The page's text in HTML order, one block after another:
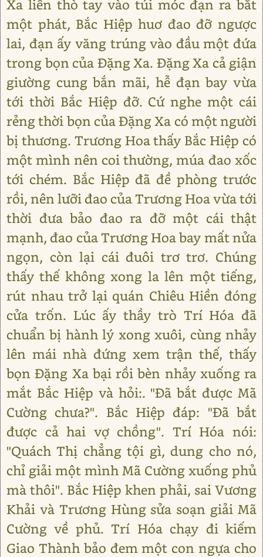
Xa liền thò tay vào túi móc đạn ra bắt
một phát, Bắc Hiệp huơ đao đỡ ngược
lai, đạn ấy văng trúng vào đầu một đứa
trong bọn của Đặng Xa. Đặng Xa cả giận
giường cung bắn mãi, hễ đạn bay vừa
tới thời Bắc Hiệp đỡ. Cứ nghe một cái
rẻng thời bọn của Đặng Xa có một người
bị thương. Trương Hoa thấy Bắc Hiệp có
một mình nên coi thường, múa đao xốc
tới chém. Bắc Hiệp đã đề phòng trước
rồi, nên lưỡi đao của Trương Hoa vừa tới
thời đưa bảo đao ra đỡ một cái thật
mạnh, đao của Trương Hoa bay mất nửa
ngọn, còn lại cái đuôi trơ trơ. Chúng
thấy thế không xong la lên một tiếng,
rút nhau trở lại quán Chiêu Hiền đóng
cửa trốn. Lúc ấy thầy trò Trí Hóa đã
chuẩn bị hành lý xong xuôi, cùng nhảy
lên mái nhà đứng xem trận thế, thấy
bọn Đặng Xa bại rồi bèn nhảy xuống ra
mắt Bắc Hiệp và hỏi:. "Đã bắt được Mã
Cường chưa?". Bắc Hiệp đáp: "Đã bắt
được cả hai vợ chồng". Trí Hóa nói:
"Quách Thị chẳng tội gì, dung cho nó,
chỉ giải một mình Mã Cường xuống phủ
mà thôi". Bắc Hiệp khen phải, sai Vương
Khải và Trương Hùng sửa soạn giải Mã
Cường về phủ. Trí Hóa chạy đi kiếm
Giao Thành bảo đem một con ngựa cho